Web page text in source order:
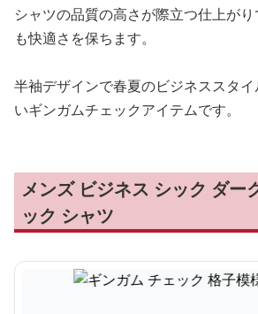
シャツの品質の高さが際立つ仕上が
も快適さを保ちます。
半袖デザインで春夏のビジネススタ
いギンガムチェックアイテムです。
メンズ ビジネス シック ダー
ック シャツ